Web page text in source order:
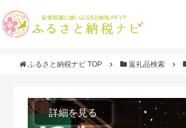
ふるさと納税ナビ TOP 返礼品検索
詳細を見る